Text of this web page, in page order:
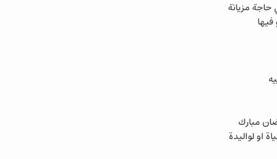
مزيانة
مبارك
او لواليدة